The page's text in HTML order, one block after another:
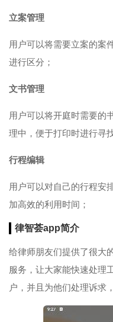
立案管理
用户可以将需要立案的案
进行区分；
文书管理
用户可以将开庭时需要的
理中，便于打印时进行寻
行程编辑
用户可以对自己的行程安
加高效的利用时间；
律智荟app简介
给律师朋友们提供了很大
服务，让大家能快速处理
户，并且为他们处理诉求